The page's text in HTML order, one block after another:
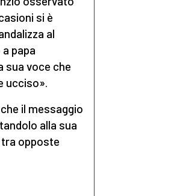
si è
al
papa
sua voce che
ucciso».
che il messaggio
alla sua
opposte